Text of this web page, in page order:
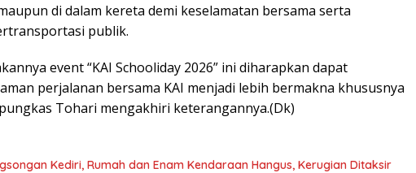
di dalam kereta demi keselamatan bersama serta
publik.
event “KAI Schooliday 2026” ini diharapkan dapat
perjalanan bersama KAI menjadi lebih bermakna khususnya
Tohari mengakhiri keterangannya.(Dk)
Kediri, Rumah dan Enam Kendaraan Hangus, Kerugian Ditaksir